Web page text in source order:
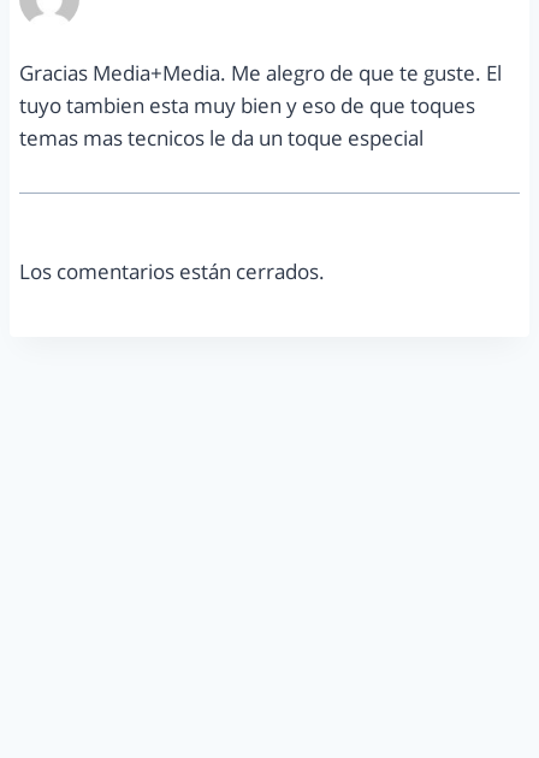
Gracias Media+Media. Me alegro de que te guste. El
tuyo tambien esta muy bien y eso de que toques
temas mas tecnicos le da un toque especial
Los comentarios están cerrados.